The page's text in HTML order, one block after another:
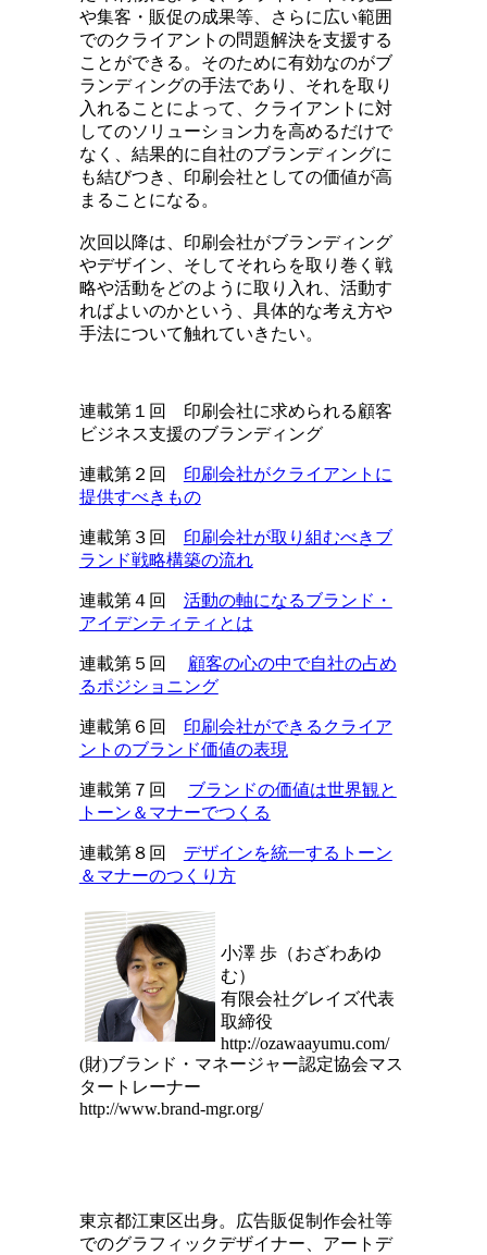
や集客・販促の成果等、さらに広い範囲
でのクライアントの問題解決を支援する
ことができる。そのために有効なのがブ
ランディングの手法であり、それを取り
入れることによって、クライアントに対
してのソリューション力を高めるだけで
なく、結果的に自社のブランディングに
も結びつき、印刷会社としての価値が高
まることになる。
次回以降は、印刷会社がブランディング
やデザイン、そしてそれらを取り巻く戦
略や活動をどのように取り入れ、活動す
ればよいのかという、具体的な考え方や
手法について触れていきたい。
連載第１回 印刷会社に求められる顧客
ビジネス支援のブランディング
連載第２回 印刷会社がクライアントに
提供すべきもの
連載第３回 印刷会社が取り組むべきブ
ランド戦略構築の流れ
連載第４回 活動の軸になるブランド・
アイデンティティとは
連載第５回 顧客の心の中で自社の占め
るポジショニング
連載第６回 印刷会社ができるクライア
ントのブランド価値の表現
連載第７回 ブランドの価値は世界観と
トーン＆マナーでつくる
連載第８回 デザインを統一するトーン
＆マナーのつくり方
小澤 歩（おざわあゆ
む）
有限会社グレイズ代表
取締役
http://ozawaayumu.com/
(財)ブランド・マネージャー認定協会マス
タートレーナー
http://www.brand-mgr.org/
東京都江東区出身。広告販促制作会社等
でのグラフィックデザイナー、アートデ